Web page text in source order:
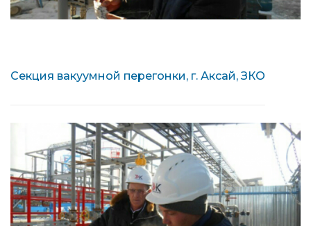
Секция вакуумной перегонки, г. Аксай, ЗКО